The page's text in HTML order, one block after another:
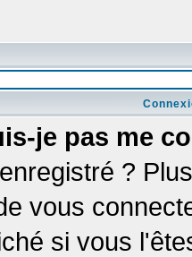
je pas me
?
vous
si vous